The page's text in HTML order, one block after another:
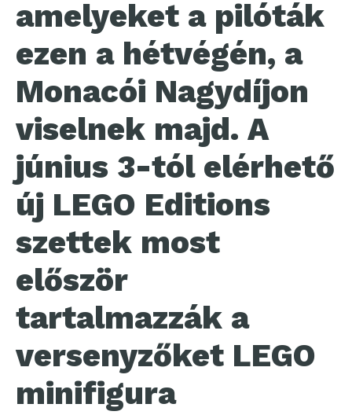
amelyeket a pilóták
ezen a hétvégén, a
Monacói Nagydíjon
viselnek majd. A
június 3-tól elérhető
új LEGO Editions
szettek most
először
tartalmazzák a
versenyzőket LEGO
minifigura